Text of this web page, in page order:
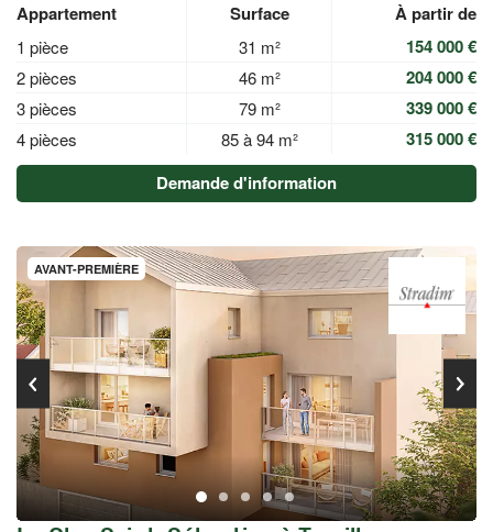
Appartement Surface À partir de
1 pièce 31 m² 154 000 €
2 pièces 46 m² 204 000 €
3 pièces 79 m² 339 000 €
4 pièces 85 à 94 m²
315 000 €
Demande d'information
AVANT-PREMIÈRE